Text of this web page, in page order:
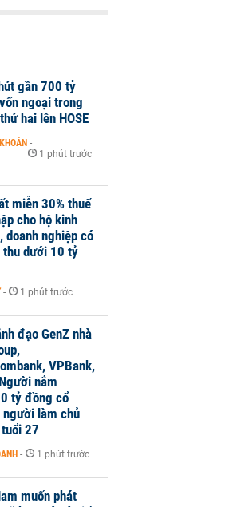
gần 700 tỷ
ngoại trong
hai lên HOSE
-
1 phút trước
miễn 30% thuế
cho hộ kinh
doanh nghiệp có
thu dưới 10 tỷ
- 1 phút trước
đạo GenZ nhà
VPBank,
nắm
tỷ đồng cổ
người làm chủ
27
- 1 phút trước
muốn phát